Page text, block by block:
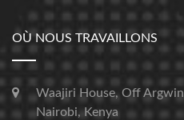
OÙ NOUS TRAVAILLONS
Waajiri House, Off
Nairobi, Kenya